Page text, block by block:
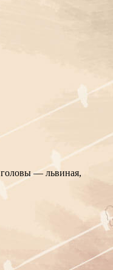
головы — львиная,